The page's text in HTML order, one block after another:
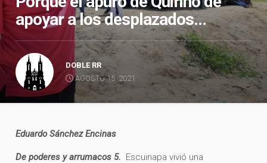
apoyar a los desplazados…
DOBLE RR
AGOSTO 15, 2021
Eduardo Sánchez Encinas
De poderes y arrumacos 5. Escuinapa vivió una